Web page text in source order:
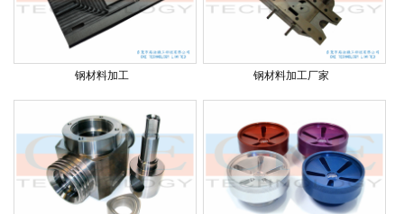
钢材料加工 钢材料加工厂家